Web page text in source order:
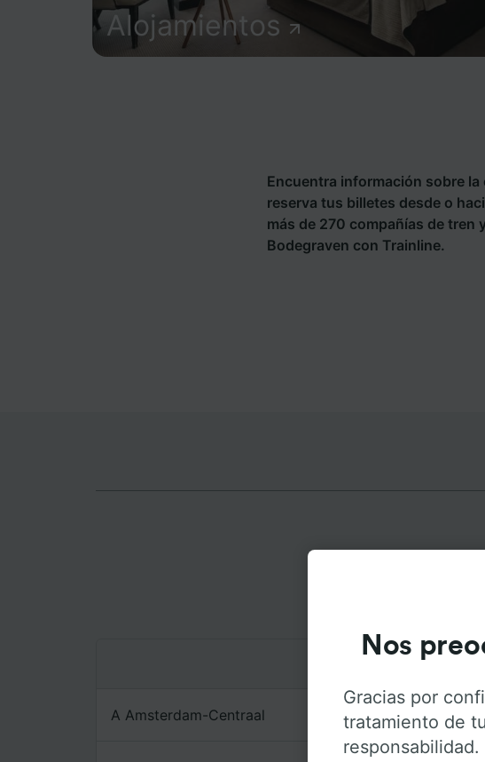
Alojamientos
Encuentra información sobre
reserva tus billetes desde o
más de 270 compañías de tren
Bodegraven con Trainline.
Rutas
A Amsterdam-Centraal
Nos
Gracias por
tratamiento de